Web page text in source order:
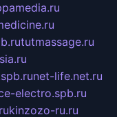
tutmassage.ru
net-life.net.ru
electro.spb.ru
kinzozo-ru.ru